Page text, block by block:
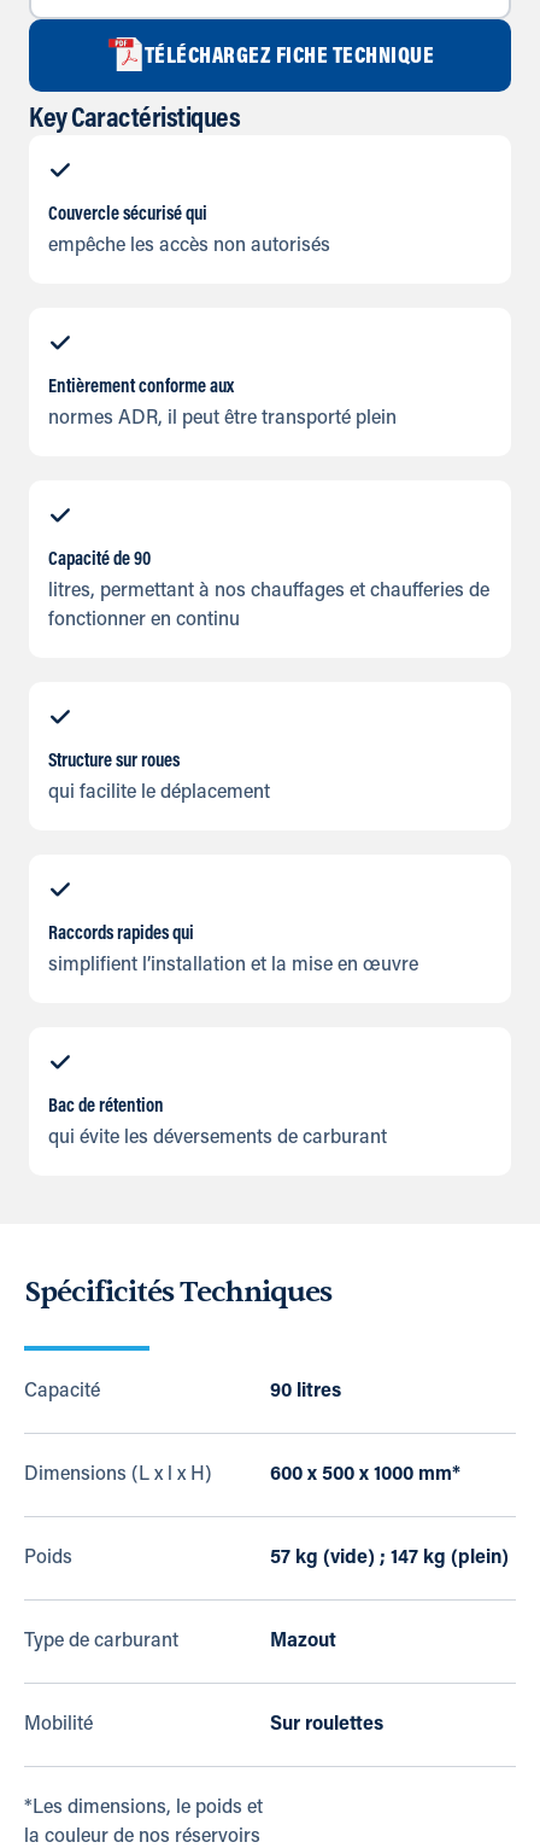
TÉLÉCHARGEZ FICHE TECHNIQUE
Key Caractéristiques
Couvercle sécurisé qui
empêche les accès non autorisés
Entièrement conforme aux
normes ADR, il peut être transporté plein
Capacité de 90
litres, permettant à nos chauffages et chaufferies de
fonctionner en continu
Structure sur roues
qui facilite le déplacement
Raccords rapides qui
simplifient l’installation et la mise en œuvre
Bac de rétention
qui évite les déversements de carburant
Spécificités Techniques
Capacité 90 litres
Dimensions (L x l x H) 600 x 500 x 1000 mm*
Poids 57 kg (vide) ; 147 kg (plein)
Type de carburant Mazout
Mobilité Sur roulettes
*Les dimensions, le poids et
la couleur de nos réservoirs